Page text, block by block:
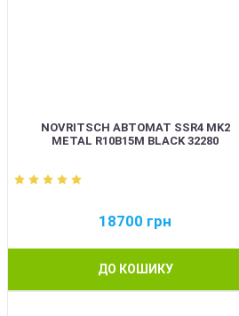
NOVRITSCH АВТОМАТ SSR4 MK2
METAL R10B15M BLACK 32280
18700 грн
ДО КОШИКУ